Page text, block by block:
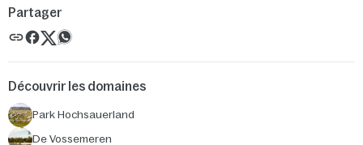
Découvrir les domaines
Park Hochsauerland
De Vossemeren
Partager